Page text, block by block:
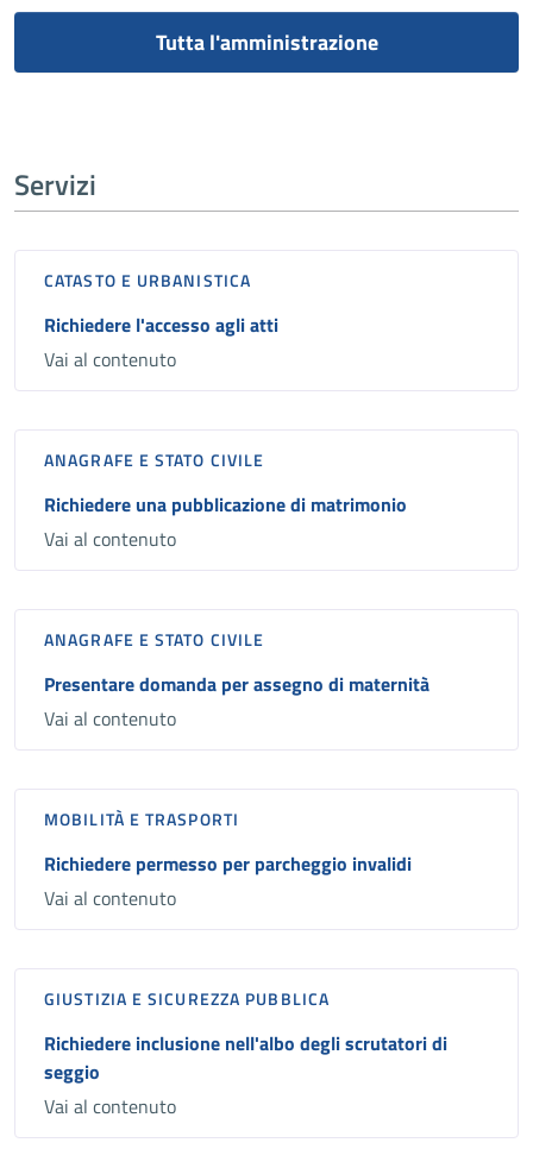
Tutta l'amministrazione
Servizi
CATASTO E URBANISTICA
Richiedere l'accesso agli atti
Vai al contenuto
ANAGRAFE E STATO CIVILE
Richiedere una pubblicazione di matrimonio
Vai al contenuto
ANAGRAFE E STATO CIVILE
Presentare domanda per assegno di maternità
Vai al contenuto
MOBILITÀ E TRASPORTI
Richiedere permesso per parcheggio invalidi
Vai al contenuto
GIUSTIZIA E SICUREZZA PUBBLICA
Richiedere inclusione nell'albo degli scrutatori di
seggio
Vai al contenuto